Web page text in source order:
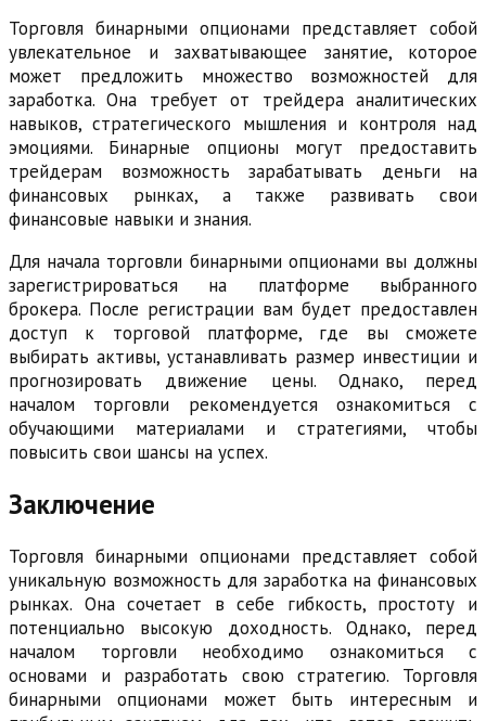
Торговля бинарными опционами представляет собой
увлекательное и захватывающее занятие, которое
может предложить множество возможностей для
заработка. Она требует от трейдера аналитических
навыков, стратегического мышления и контроля над
эмоциями. Бинарные опционы могут предоставить
трейдерам возможность зарабатывать деньги на
финансовых рынках, а также развивать свои
финансовые навыки и знания.
Для начала торговли бинарными опционами вы должны
зарегистрироваться на платформе выбранного
брокера. После регистрации вам будет предоставлен
доступ к торговой платформе, где вы сможете
выбирать активы, устанавливать размер инвестиции и
прогнозировать движение цены. Однако, перед
началом торговли рекомендуется ознакомиться с
обучающими материалами и стратегиями, чтобы
повысить свои шансы на успех.
Заключение
Торговля бинарными опционами представляет собой
уникальную возможность для заработка на финансовых
рынках. Она сочетает в себе гибкость, простоту и
потенциально высокую доходность. Однако, перед
началом торговли необходимо ознакомиться с
основами и разработать свою стратегию. Торговля
бинарными опционами может быть интересным и